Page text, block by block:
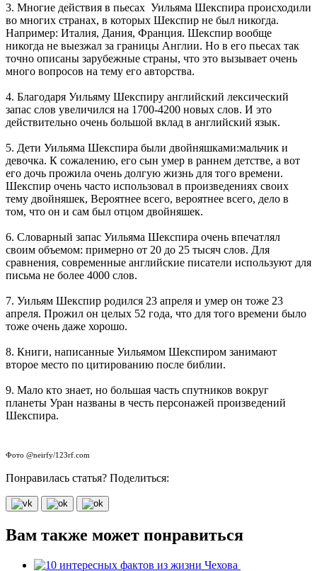
3. Многие действия в пьесах Уильяма Шекспира происходили
во многих странах, в которых Шекспир не был никогда.
Например: Италия, Дания, Франция. Шекспир вообще
никогда не выезжал за границы Англии. Но в его пьесах так
точно описаны зарубежные страны, что это вызывает очень
много вопросов на тему его авторства.
4. Благодаря Уильяму Шекспиру английский лексический
запас слов увеличился на 1700-4200 новых слов. И это
действительно очень большой вклад в английский язык.
5. Дети Уильяма Шекспира были двойняшками:мальчик и
девочка. К сожалению, его сын умер в раннем детстве, а вот
его дочь прожила очень долгую жизнь для того времени.
Шекспир очень часто использовал в произведениях своих
тему двойняшек, Вероятнее всего, вероятнее всего, дело в
том, что он и сам был отцом двойняшек.
6. Словарный запас Уильяма Шекспира очень впечатлял
своим объемом: примерно от 20 до 25 тысяч слов. Для
сравнения, современные английские писатели используют для
письма не более 4000 слов.
7. Уильям Шекспир родился 23 апреля и умер он тоже 23
апреля. Прожил он целых 52 года, что для того времени было
тоже очень даже хорошо.
8. Книги, написанные Уильямом Шекспиром занимают
второе место по цитированию после библии.
9. Мало кто знает, но большая часть спутников вокруг
планеты Уран названы в честь персонажей произведений
Шекспира.
Фото @neirfy/123rf.com
Понравилась статья? Поделиться:
Вам также может понравиться